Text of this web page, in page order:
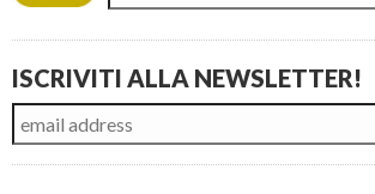
ISCRIVITI ALLA NEWSLETTER!